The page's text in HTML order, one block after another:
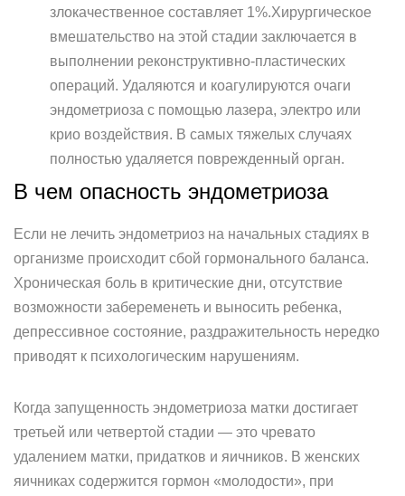
злокачественное составляет 1%.Хирургическое
вмешательство на этой стадии заключается в
выполнении реконструктивно-пластических
операций. Удаляются и коагулируются очаги
эндометриоза с помощью лазера, электро или
крио воздействия. В самых тяжелых случаях
полностью удаляется поврежденный орган.
В чем опасность эндометриоза
Если не лечить эндометриоз на начальных стадиях в
организме происходит сбой гормонального баланса.
Хроническая боль в критические дни, отсутствие
возможности забеременеть и выносить ребенка,
депрессивное состояние, раздражительность нередко
приводят к психологическим нарушениям.
Когда запущенность эндометриоза матки достигает
третьей или четвертой стадии — это чревато
удалением матки, придатков и яичников. В женских
яичниках содержится гормон «молодости», при